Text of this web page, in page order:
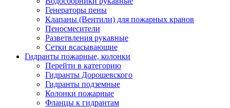
Генераторы пены
Клапаны (Вентили) для пожарных кранов
Пеносмесители
Разветвления рукавные
Сетки всасывающие
Гидранты пожарные, колонки
Перейти в категорию
Гидранты Дорошевского
Гидранты подземные
Колонки пожарные
Фланцы к гидрантам